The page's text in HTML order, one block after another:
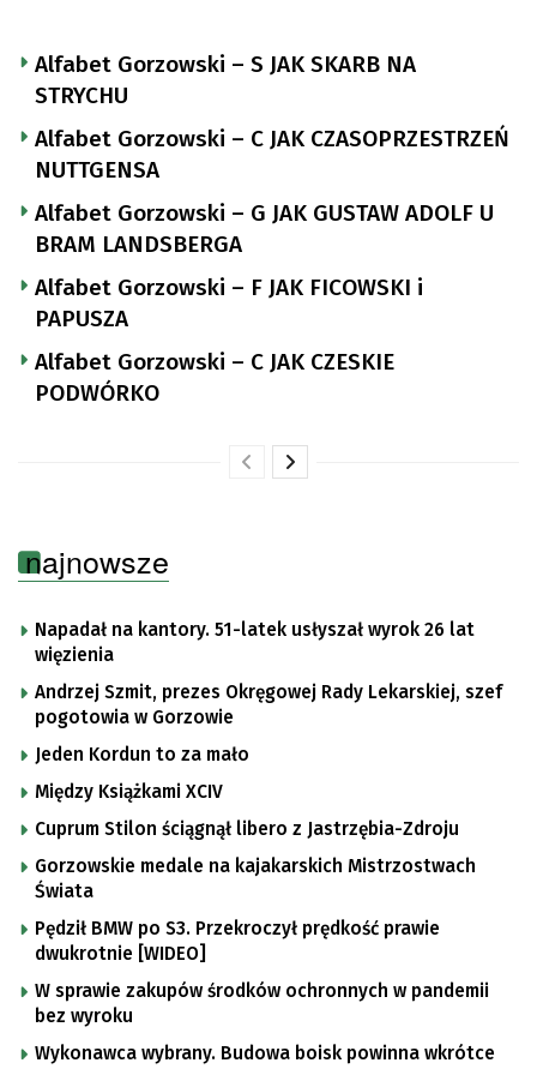
Alfabet Gorzowski – S JAK SKARB NA
STRYCHU
Alfabet Gorzowski – C JAK CZASOPRZESTRZEŃ
NUTTGENSA
Alfabet Gorzowski – G JAK GUSTAW ADOLF U
BRAM LANDSBERGA
Alfabet Gorzowski – F JAK FICOWSKI i
PAPUSZA
Alfabet Gorzowski – C JAK CZESKIE
PODWÓRKO
najnowsze
Napadał na kantory. 51-latek usłyszał wyrok 26 lat
więzienia
Andrzej Szmit, prezes Okręgowej Rady Lekarskiej, szef
pogotowia w Gorzowie
Jeden Kordun to za mało
Między Książkami XCIV
Cuprum Stilon ściągnął libero z Jastrzębia-Zdroju
Gorzowskie medale na kajakarskich Mistrzostwach
Świata
Pędził BMW po S3. Przekroczył prędkość prawie
dwukrotnie [WIDEO]
W sprawie zakupów środków ochronnych w pandemii
bez wyroku
Wykonawca wybrany. Budowa boisk powinna wkrótce